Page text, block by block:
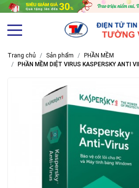
Trang chủ Sản phẩm
PHẦN MỀM
PHẦN MỀM DIỆT VIRUS KASPERSKY ANTI